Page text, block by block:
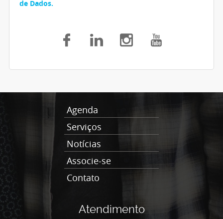
de Dados.
Agenda
Serviços
Notícias
Associe-se
Contato
Atendimento